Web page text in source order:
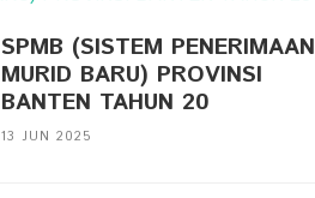
SPMB (SISTEM PENERIMAAN
MURID BARU) PROVINSI
BANTEN TAHUN 20
13 JUN 2025